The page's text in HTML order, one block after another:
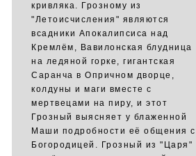
кривляка. Грозному из
"Летоисчисления" являются
всадники Апокалипсиса над
Кремлём, Вавилонская блудница
на ледяной горке, гигантская
Саранча в Опричном дворце,
колдуны и маги вместе с
мертвецами на пиру, и этот
Грозный выясняет у блаженной
Маши подробности её общения с
Богородицей. Грозный из "Царя"